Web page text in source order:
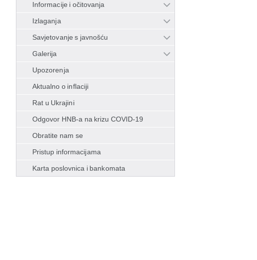
Informacije i očitovanja
Izlaganja
Savjetovanje s javnošću
Galerija
Upozorenja
Aktualno o inflaciji
Rat u Ukrajini
Odgovor HNB-a na krizu COVID-19
Obratite nam se
Pristup informacijama
Karta poslovnica i bankomata